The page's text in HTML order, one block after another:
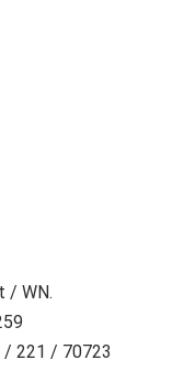
/ WN.
/ 221 / 70723